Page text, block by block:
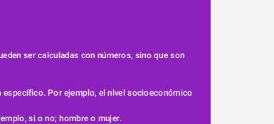
ser calculadas con números, sino que son
específico. Por ejemplo, el nivel socioeconómico
si o no; hombre o mujer.